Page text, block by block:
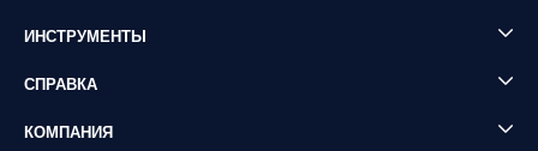
ИНСТРУМЕНТЫ
СПРАВКА
КОМПАНИЯ